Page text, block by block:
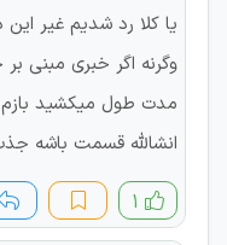
یا کلا رد شدیم غیر
وگرنه اگر خبری مبنی
مدت طول میکشید بازم
انشالله قسمت باشه
۱